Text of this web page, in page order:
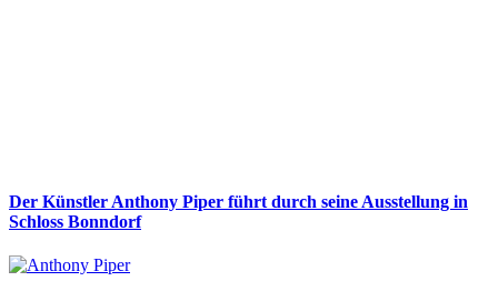
Der Künstler Anthony Piper führt durch seine Ausstellung in
Schloss Bonndorf